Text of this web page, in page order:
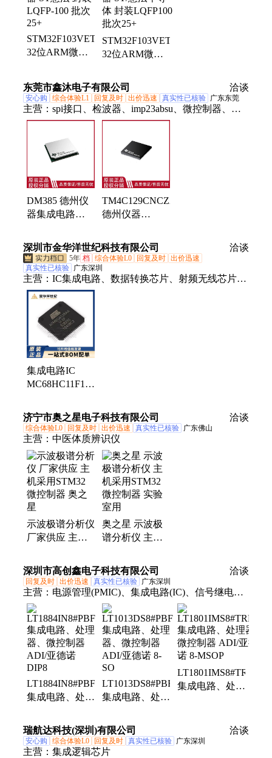
器、ad8651armz放大器、ad8099ardz放大器、
ad8534aruz放大器、ad706jr通用运放、op42gsz精密运
放、op90gpz通用运放、ad8417brmz放大器、op07csz
精密运放、ad712jrz精密运放、hmc326ms8ge放大器、
STM32F103VET6
32位ARM微控
次25+
STM32F103VET6
32位ARM微控
导体 封装
LQFP100 批次
25+
东莞市鑫沐电子有限公司 洽谈
安心购 综合体验L1 回复及时 出价迅速 真实性已核验 广东东莞
主营： spi接口、检波器、imp23absu、微控制器、驱
动管、锂电池、电池组、放大器、传感器、稳压器、
调制器、调节器、升压器、tlsr9516a、控制器、反相
器、rt8753bfe、收发器、处理器、滤波器、换芯片、
DM385 德州仪
器集成电路
控制器 MCU
TM4C129CNCZAD
德州仪器
控制器高频率高
精度ic
深圳市金华洋世纪科技有限公司 洽谈
5年 档 综合体验L0 回复及时 出价迅速
真实性已核验 广东深圳
主营： IC集成电路、数据转换芯片、射频无线芯片、
微控制器、贴片电容电阻、滤波器 振荡器、传感器、
继电器
集成电路IC
MC68HC11F1CFN3
PLCC-68 8位微
控制器芯片
济宁市奥之星电子科技有限公司 洽谈
综合体验L0 回复及时 出价迅速 真实性已核验 广东佛山
主营： 中医体质辨识仪
示波极谱分析仪
厂家供应 主机
控制器 奥之星
奥之星 示波极
谱分析仪 主机
控制器 实验室
用
深圳市高创鑫电子科技有限公司 洽谈
回复及时 出价迅速 真实性已核验 广东深圳
主营： 电源管理(PMIC)、集成电路(IC)、信号继电
器、模数转换器(ADC)、数模转换器(DAC)、功率继
电器、DC-DC 转换器、AC-DC 转换器、模块、胶带
粘合剂、高压连接器、汽车继电器、电源管理 IC、变
压器、ESD保护二极管/T、工业接近传感器
LT1884IN8#PBF
集成电路、处理
ADI/亚德诺
DIP8
LT1013DS8#PBF
集成电路、处理
ADI/亚德诺 8-
SO
LT1801IMS8#TRPBF
集成电路、处理
瑞航达科技(深圳)有限公司 洽谈
安心购 综合体验L0 回复及时 真实性已核验 广东深圳
主营： 集成逻辑芯片